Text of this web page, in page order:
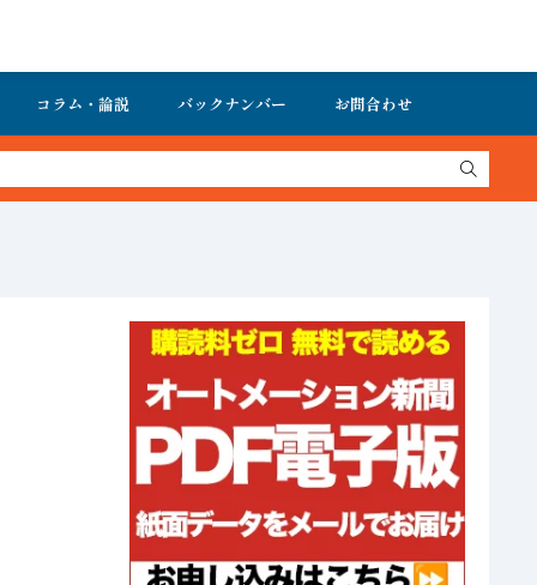
コラム・論説 バックナンバー お問合わせ